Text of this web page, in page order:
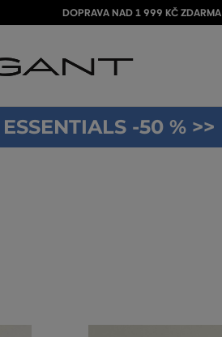
DOPRAVA NAD 1 999 KČ ZDARMA
-50 % >>